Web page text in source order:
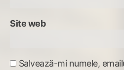
Site web
Salvează-mi numele,